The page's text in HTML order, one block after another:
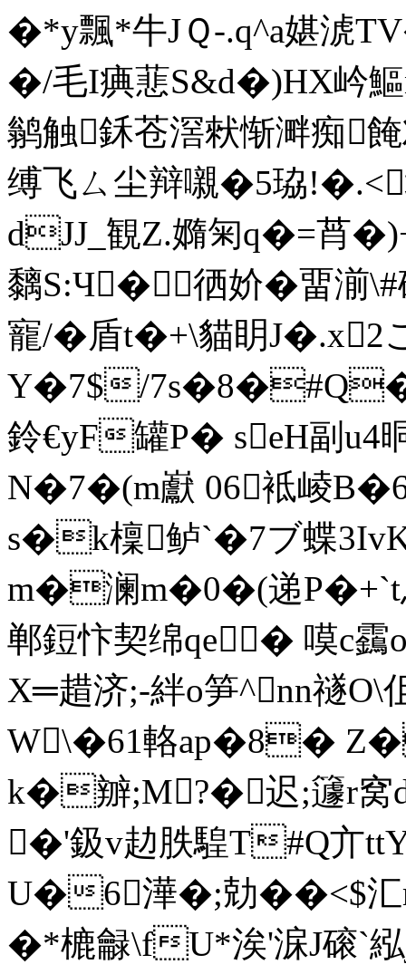
�*y飄*牛JＱ-.q^a媅
�/毛I痶蕜S&d�)HX岒
鹟触鉌苍滘猌惭溿痴
缚飞ㄙ尘辩嚫�5珕!�.
dJJ_観Z.嫷 匊q�=
黐S:Ч�徆妎�畱
寵/�盾t�+\貓眀J�.x2
Y�7$/
鈴€yF罐P� seH副u4
N�7�(m巚 06袛崚
s�k檁鲈`�7ブ蝶
m�澜m�0�(递P�+`t悤
郸鋀忭契绵qe� 嗼c
X═趞济;-絆o笋^nn禭O\
W\�61輅ap�8�
k�辧;M?�迟;籧r
�'鈒v赲胅騜T#Q亣
U�6澕 �;勀��<$
�*樚龣\fU*涘'淭J磙`